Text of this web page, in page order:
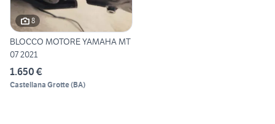
8
BLOCCO MOTORE YAMAHA MT
07 2021
1.650 €
Castellana Grotte(BA)